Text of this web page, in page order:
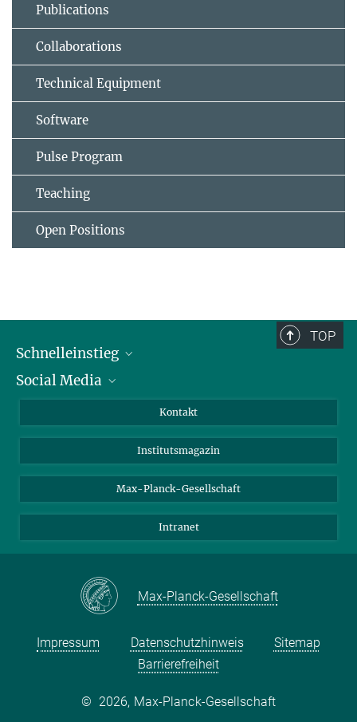
Publications
Collaborations
Technical Equipment
Software
Pulse Program
Teaching
Open Positions
TOP
Schnelleinstieg
Alumni
Schulen
Studierende
Social Media
Facebook
YouTube
Kontakt
Institutsmagazin
Max-Planck-Gesellschaft
Intranet
Max-Planck-Gesellschaft
Impressum Datenschutzhinweis
Sitemap
Barrierefreiheit
© 2026, Max-Planck-Gesellschaft